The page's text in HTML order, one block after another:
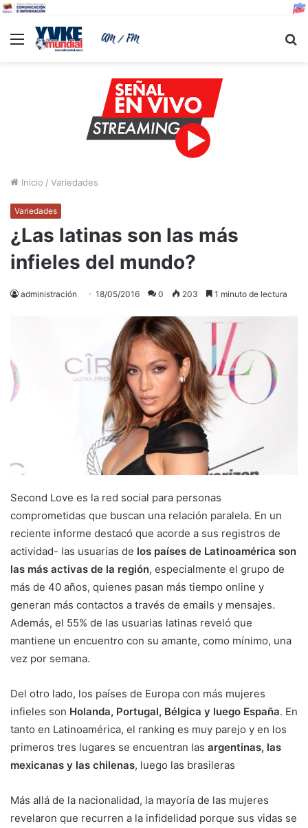
Menu
Inicio / Variedades
Variedades
¿Las latinas son las más
infieles del mundo?
administración 18/05/2016 0 203 1 minuto de lectura
Second Love es la red social para personas
comprometidas que buscan una relación paralela. En un
reciente informe destacó que acorde a sus registros de
actividad- las usuarias de los países de Latinoamérica son
las más activas de la región, especialmente el grupo de
más de 40 años, quienes pasan más tiempo online y
generan más contactos a través de emails y mensajes.
Además, el 55% de las usuarias latinas reveló que
mantiene un encuentro con su amante, como mínimo, una
vez por semana.
Del otro lado, los países de Europa con más mujeres
infieles son Holanda, Portugal, Bélgica y luego España. En
tanto en Latinoamérica, el ranking es muy parejo y en los
primeros tres lugares se encuentran las argentinas, las
mexicanas y las chilenas, luego las brasileras
Más allá de la nacionalidad, la mayoría de las mujeres
revelaron que recurren a la infidelidad porque sus vidas se